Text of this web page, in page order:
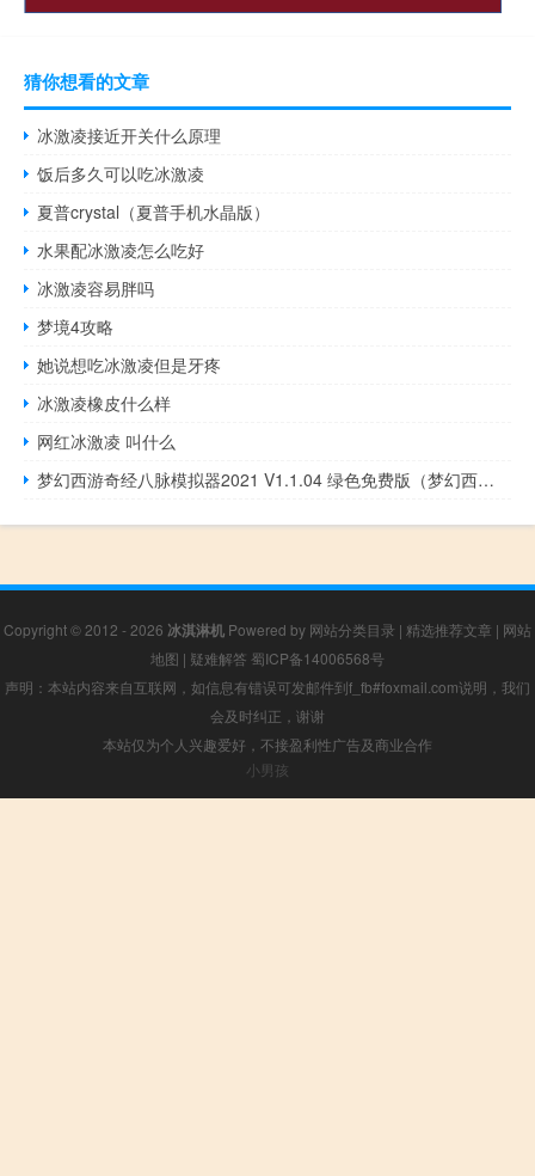
猜你想看的文章
冰激凌接近开关什么原理
饭后多久可以吃冰激凌
夏普crystal（夏普手机水晶版）
水果配冰激凌怎么吃好
冰激凌容易胖吗
梦境4攻略
她说想吃冰激凌但是牙疼
冰激凌橡皮什么样
网红冰激凌 叫什么
梦幻西游奇经八脉模拟器2021 V1.1.04 绿色免费版（梦幻西游奇经八脉模拟器2021 V1.1.04 绿色免费版功能简介）
Copyright © 2012 - 2026 冰淇淋机 Powered by 网站分类目录 | 精选推荐文章 | 网站
地图 | 疑难解答 蜀ICP备14006568号
声明：本站内容来自互联网，如信息有错误可发邮件到f_fb#foxmail.com说明，我们
会及时纠正，谢谢
本站仅为个人兴趣爱好，不接盈利性广告及商业合作
小男孩